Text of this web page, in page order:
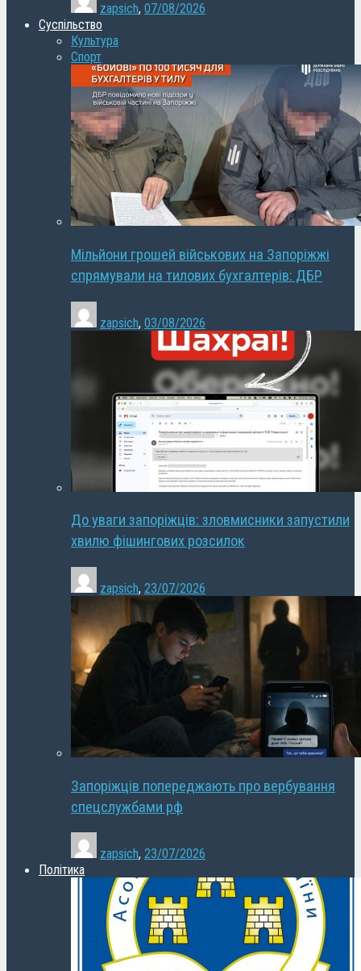
zapsich, 07/08/2026
Суспільство
Культура
Спорт
Мільйони грошей військових на Запоріжжі
спрямували на тилових бухгалтерів: ДБР
zapsich, 03/08/2026
До уваги запоріжців: зловмисники запустили
хвилю фішингових розсилок
zapsich, 23/07/2026
Запоріжців попереджають про вербування
спецслужбами рф
zapsich, 23/07/2026
Політика